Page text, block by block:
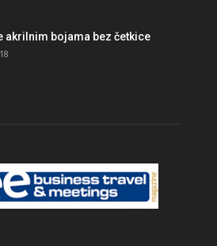
akrilnim bojama bez četkice